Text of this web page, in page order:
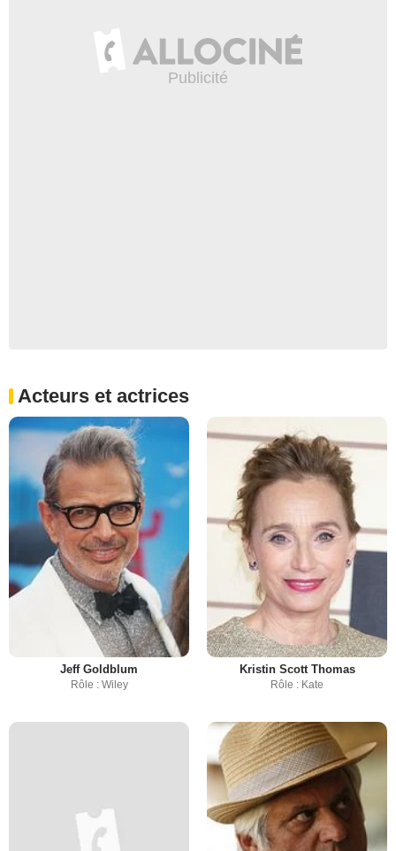
Acteurs et actrices
Jeff Goldblum
Rôle : Wiley
Kristin Scott Thomas
Rôle : Kate